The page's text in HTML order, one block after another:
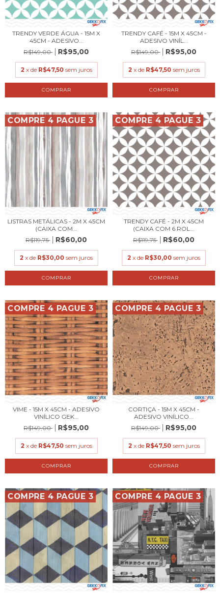
TRENDY VERDE ÁGUA - 15M X
45CM - ADESIVO...
R$149,00
R$95,00
2 x de R$47,50 sem juros
TRENDY CAFÉ - 15M X 45CM -
ADESIVO VINÍL...
R$149,00
R$95,00
2 x de R$47,50 sem juros
COMPRE 4 PAGUE 3
LISTRAS METÁLICAS - 2M X 45CM
(CAIXA COM...
R$119,75
R$60,00
2 x de R$30,00 sem juros
COMPRE 4 PAGUE 3
TRENDY CAFÉ - 2M X 45CM
(CAIXA COM 6 ROL...
R$119,75
R$60,00
2 x de R$30,00 sem juros
COMPRE 4 PAGUE 3
VIME - 15M X 45CM - ADESIVO
VINÍLICO GEK...
R$149,00
R$95,00
2 x de R$47,50 sem juros
COMPRE 4 PAGUE 3
CORTIÇA - 15M X 45CM -
ADESIVO VINÍLICO...
R$149,00
R$95,00
2 x de R$47,50 sem juros
COMPRE 4 PAGUE 3 COMPRE 4 PAGUE 3